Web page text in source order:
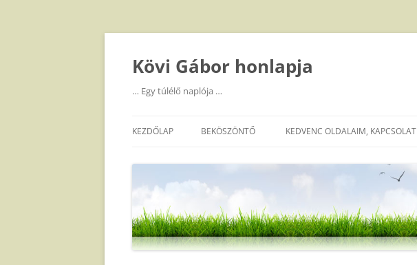
Kilépés
tartalomba
Kövi Gábor honlapja
… Egy túlélő naplója …
KEZDŐLAP BEKÖSZÖNTŐ KEDVENC OLDALAIM, KAPCSOLAT